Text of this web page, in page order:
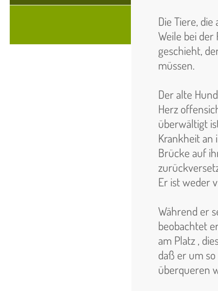
Die Tiere,
Weile bei der
geschieht,
müssen.
Der alte
Herz
überwältigt
Krankheit an
Brücke auf
Er ist weder
Während er
beobachtet
am Platz ,
daß er um
überqueren